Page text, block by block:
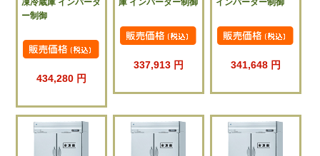
凍冷蔵庫 インバータ
ー制御
434,280 円
庫 インバーター制御
337,913 円
インバーター制御
341,648 円